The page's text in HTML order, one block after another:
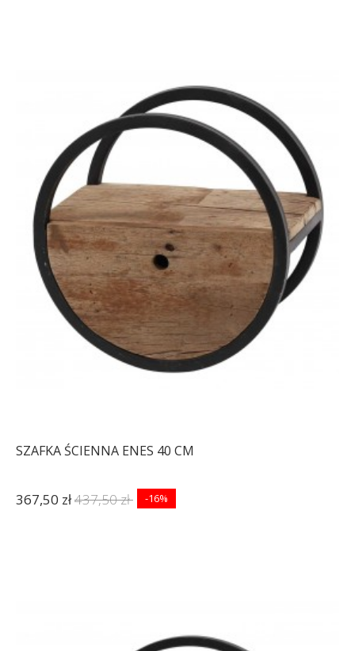
SZAFKA ŚCIENNA ENES 40 CM
367,50 zł437,50 zł -16%